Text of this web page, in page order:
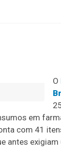
O
em
com 41
antes exigiam